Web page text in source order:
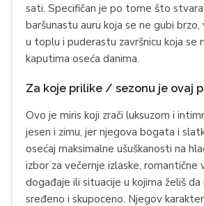
sati. Specifičan je po tome što
baršunastu auru koja se ne gubi
u toplu i puderastu završnicu koja se
kaputima oseća danima.
Za koje prilike / sezonu je ovaj
Ovo je miris koji zrači luksuzom i
jesen i zimu, jer njegova bogata i
osećaj maksimalne ušuškanosti na
izbor za večernje izlaske, romantične
događaje ili situacije u kojima želiš
sređeno i skupoceno. Njegov